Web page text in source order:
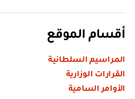
أقسام الموقع
المراسيم السلطانية
القرارات الوزارية
الأوامر السامية